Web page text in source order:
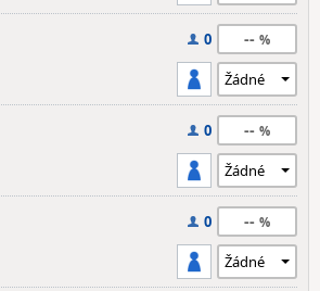
0 --
0 --
0 --